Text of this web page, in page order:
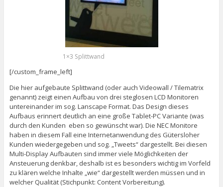
1×3 Splittwand
[/custom_frame_left]
Die hier aufgebaute Splittwand (oder auch Videowall / Tilematrix
genannt) zeigt einen Aufbau von drei steglosen LCD Monitoren
untereinander im sog. Lanscape Format. Das Design dieses
Aufbaus erinnert deutlich an eine große Tablet-PC Variante (was
durch den Kunden eben so gewünscht war). Die NEC Monitore
haben in diesem Fall eine Internetanwendung des Gütersloher
Kunden wiedergegeben und sog. „Tweets“ dargestellt. Bei diesen
Multi-Display Aufbauten sind immer viele Möglichkeiten der
Ansteuerung denkbar, deshalb ist es besonders wichtig im Vorfeld
zu klären welche Inhalte „wie“ dargestellt werden müssen und in
welcher Qualität (Stichpunkt: Content Vorbereitung).